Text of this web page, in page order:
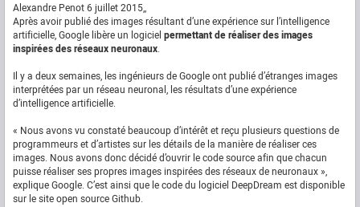
Alexandre Penot 6 juillet 2015,,
Après avoir publié des images résultant d’une expérience sur l’intelligence
artificielle, Google libère un logiciel permettant de réaliser des images
inspirées des réseaux neuronaux.
Il y a deux semaines, les ingénieurs de Google ont publié d’étranges images
interprétées par un réseau neuronal, les résultats d’une expérience
d’intelligence artificielle.
« Nous avons vu constaté beaucoup d’intérêt et reçu plusieurs questions de
programmeurs et d’artistes sur les détails de la manière de réaliser ces
images. Nous avons donc décidé d’ouvrir le code source afin que chacun
puisse réaliser ses propres images inspirées des réseaux de neuronaux »,
explique Google. C’est ainsi que le code du logiciel DeepDream est disponible
sur le site open source Github.